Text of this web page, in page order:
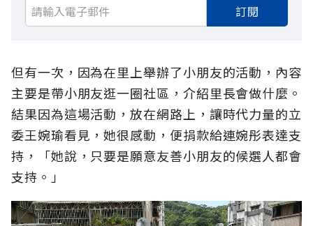
訂閱
但有一次，因為在里上舉辦了小朋友的活動，內容
主要是帶小朋友逛一圈社區，介紹里長會做什麼。
結果因為這場活動，放在網路上，讓時代力量的立
委王婉瑜看見，她很感動，便捐款給連婉彤表達支
持，「她說，只要是願意友善小朋友的候選人都會
支持。」